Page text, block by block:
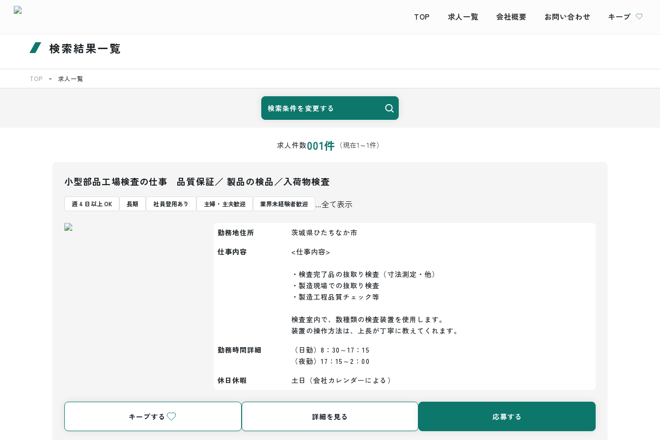
TOP 求人一覧 会社概要 お問い合わせ キープ
検索結果一覧
TOP 求人一覧
検索条件を変更する
求人件数001件 （現在1 ～1件）
小型部品工場検査の仕事 品質保証／ 製品の検品／入荷物検査
週 4 日以上 OK 長期 社員登用あり 主婦・主夫歓迎 業界未経験者歓迎 ...全て表示
勤務地住所
茨城県ひたちなか市
仕事内容
<仕事内容>
・検査完了品の抜取り検査（寸法測定・他）
・製造現場での抜取り検査
・製造工程品質チェック等
検査室内で、数種類の検査装置を使用します。
装置の操作方法は、上長が丁寧に教えてくれます。
勤務時間詳細
（日勤）8：30～17：15
（夜勤）17：15～2：00
休日休暇
土日（会社カレンダーによる）
キープする 詳細を見る 応募する